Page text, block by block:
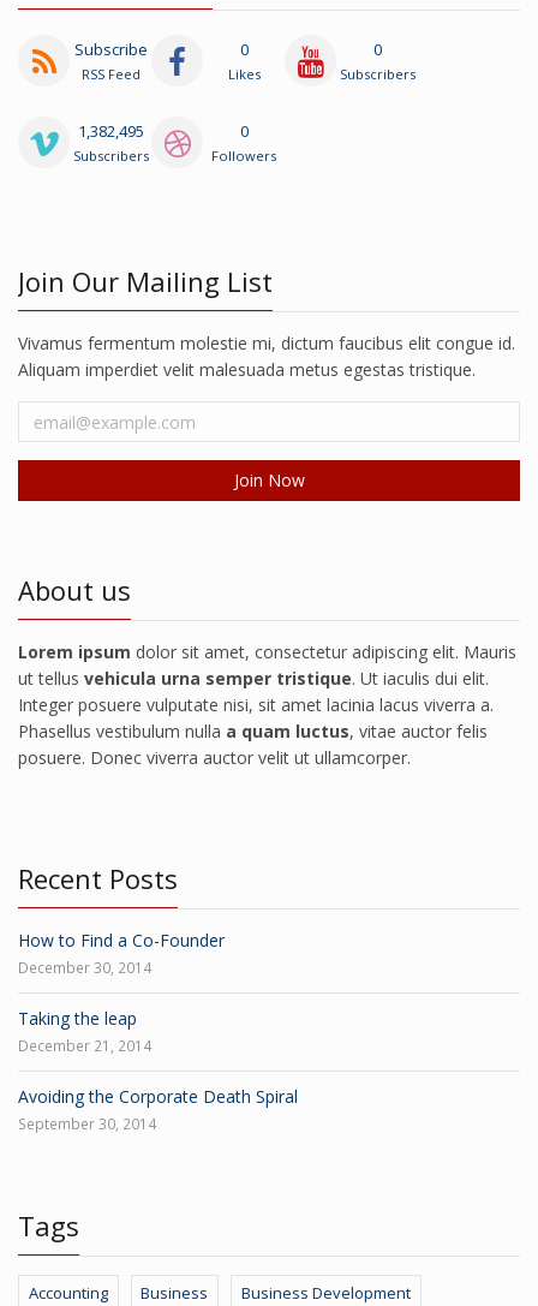
Subscribe
RSS Feed
0
Likes
0
Subscribers
1,382,495
Subscribers
0
Followers
Join Our Mailing List
Vivamus fermentum molestie mi, dictum faucibus elit congue id.
Aliquam imperdiet velit malesuada metus egestas tristique.
About us
Lorem ipsum dolor sit amet, consectetur adipiscing elit. Mauris
ut tellus vehicula urna semper tristique. Ut iaculis dui elit.
Integer posuere vulputate nisi, sit amet lacinia lacus viverra a.
Phasellus vestibulum nulla a quam luctus, vitae auctor felis
posuere. Donec viverra auctor velit ut ullamcorper.
Recent Posts
How to Find a Co-Founder
December 30, 2014
Taking the leap
December 21, 2014
Avoiding the Corporate Death Spiral
September 30, 2014
Tags
Accounting Business Business Development